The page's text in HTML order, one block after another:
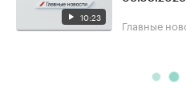
10:23 Главные